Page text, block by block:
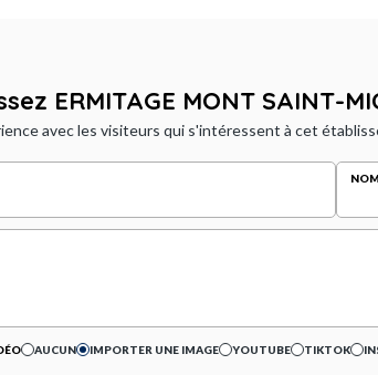
ERMITAGE MONT SAINT-
avec les visiteurs qui s'intéressent à cet
NOM
AUCUN IMPORTER UNE IMAGE YOUTUBE TIKTOK